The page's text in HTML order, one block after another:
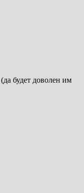
будет доволен им